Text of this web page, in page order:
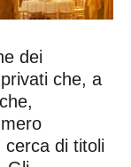
dei
che, a
di titoli